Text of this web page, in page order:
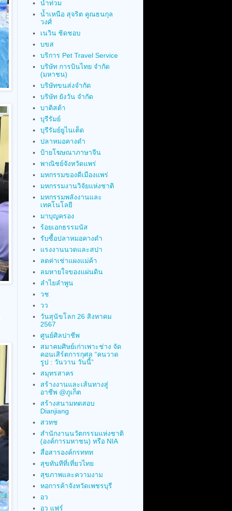
น้ำท่วม
น้ำเหนือ สุจริต คูณธนกุล
วงศ์
เนวิน ชิดชอบ
บขส
บริการ Pet Travel Service
บริษัท การบินไทย จำกัด
(มหาชน)
บริษัทขนส่งจำกัด
บริษัท ยังวัน จำกัด
บาติสต้า
บุรีรัมย์
บุรีรัมย์ยูไนเต็ด
ปลาหมอคางดำ
ป้ายโฆษณาภาษาจีน
พาณิชย์จังหวัดแพร่
มหกรรมของดีเมืองแพร่
มหกรรมงานวิจัยแห่งชาติ
มหกรรมพลังงานและ
เทคโนโลยี
มาบุญครอง
ร้อยเอกธรรมนัส
รับซื้อปลาหมอคางดำ
แรงงานนวดและสปา
ลดค่าเช่าแผงแม่ค้า
ลมหายใจของแผ่นดิน
ลำไยลำพูน
วช
วว
วันสุนัขโลก 26 สิงหาคม
2567
ศูนย์ศิลปาชีพ
สมาคมศิษย์เก่าเพาะช่าง จัด
คอนเสิร์ตการกุศล “คนวาด
รูป : วันวาน วันนี้”
สมุทรสาคร
สร้างงานและเส้นทางสู่
อาชีพ @ภูเก็ต
สร้างสนามทดสอบ
Dianjiang
สวทช
สำนักงานนวัตกรรมแห่งชาติ
(องค์การมหาชน) หรือ NIA
สื่อสารองค์กรททท
สุขทันทีที่เที่ยวไทย
สุขภาพและความงาม
หอการค้าจังหวัดเพชรบุรี
อว
อว แฟร์